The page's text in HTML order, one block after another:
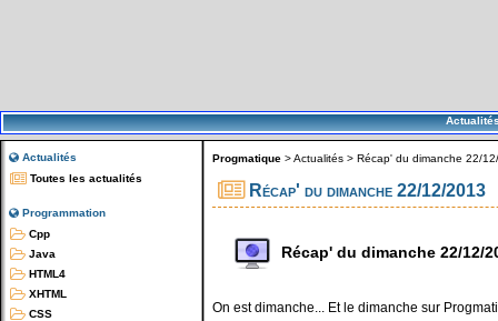
Actualités
Toutes les actualités
Programmation
Cpp
Java
HTML4
XHTML
CSS
Progmatique >Actualités > Récap' du dimanche 22/
Récap' du dimanche 22/12/2013
Récap' du dimanche 22/12/
On est dimanche... Et le dimanche sur